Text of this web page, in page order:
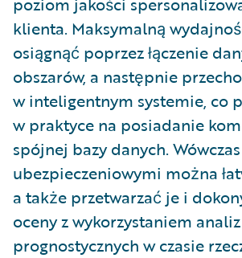
klienta. Maksymalną
osiągnąć poprzez łączenie
obszarów, a następnie
w inteligentnym systemie, co
w praktyce na posiadanie
spójnej bazy danych.
ubezpieczeniowymi można
a także przetwarzać je i
oceny z wykorzystaniem analiz
prognostycznych w czasie